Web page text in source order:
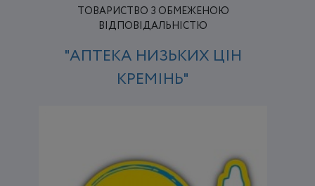
ТОВАРИСТВО З ОБМЕЖЕНОЮ
ВІДПОВІДАЛЬНІСТЮ
"АПТЕКА НИЗЬКИХ ЦІН
КРЕМІНЬ"